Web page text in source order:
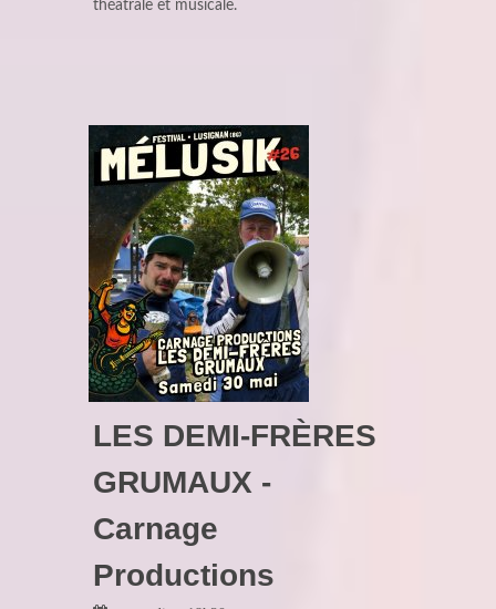
théâtrale et musicale.
LES DEMI-FRÈRES
GRUMAUX -
Carnage
Productions